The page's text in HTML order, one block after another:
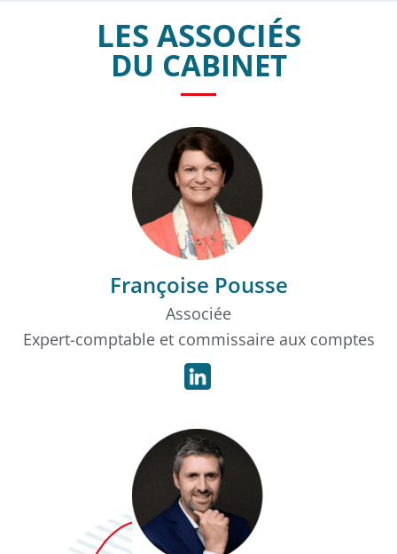
LES ASSOCIÉS
DU CABINET
Françoise Pousse
Associée
Expert-comptable et commissaire aux comptes